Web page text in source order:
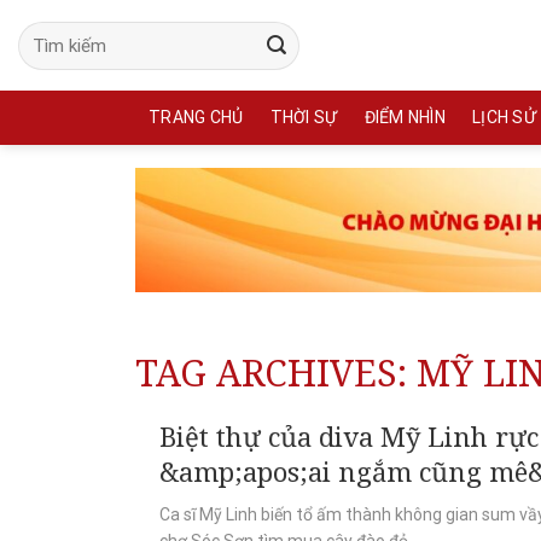
content
TRANG CHỦ THỜI SỰ ĐIỂM NHÌN LỊCH SỬ
TAG ARCHIVES: MỸ
Biệt thự của diva Mỹ Linh
&amp;apos;ai ngắm cũng
Ca sĩ Mỹ Linh biến tổ ấm thành không gian sum